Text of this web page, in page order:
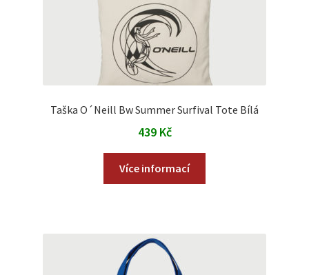
Taška O´Neill Bw Summer Surfival Tote Bílá
439 Kč
Více informací